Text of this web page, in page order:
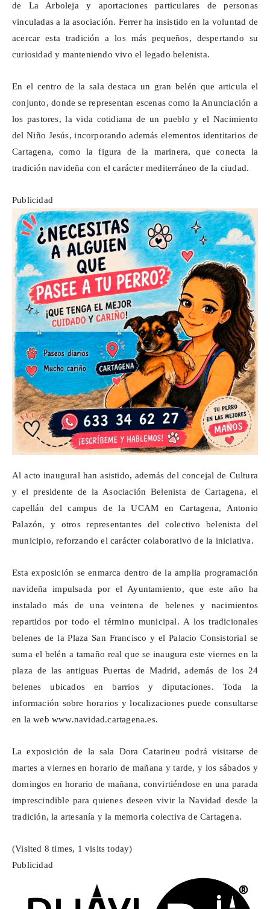
de La Arboleja y aportaciones particulares de personas
vinculadas a la asociación. Ferrer ha insistido en la voluntad de
acercar esta tradición a los más pequeños, despertando su
curiosidad y manteniendo vivo el legado belenista.
En el centro de la sala destaca un gran belén que articula el
conjunto, donde se representan escenas como la Anunciación a
los pastores, la vida cotidiana de un pueblo y el Nacimiento
del Niño Jesús, incorporando además elementos identitarios de
Cartagena, como la figura de la marinera, que conecta la
tradición navideña con el carácter mediterráneo de la ciudad.
Publicidad
Al acto inaugural han asistido, además del concejal de Cultura
y el presidente de la Asociación Belenista de Cartagena, el
capellán del campus de la UCAM en Cartagena, Antonio
Palazón, y otros representantes del colectivo belenista del
municipio, reforzando el carácter colaborativo de la iniciativa.
Esta exposición se enmarca dentro de la amplia programación
navideña impulsada por el Ayuntamiento, que este año ha
instalado más de una veintena de belenes y nacimientos
repartidos por todo el término municipal. A los tradicionales
belenes de la Plaza San Francisco y el Palacio Consistorial se
suma el belén a tamaño real que se inaugura este viernes en la
plaza de las antiguas Puertas de Madrid, además de los 24
belenes ubicados en barrios y diputaciones. Toda la
información sobre horarios y localizaciones puede consultarse
en la web www.navidad.cartagena.es.
La exposición de la sala Dora Catarineu podrá visitarse de
martes a viernes en horario de mañana y tarde, y los sábados y
domingos en horario de mañana, convirtiéndose en una parada
imprescindible para quienes deseen vivir la Navidad desde la
tradición, la artesanía y la memoria colectiva de Cartagena.
(Visited 8 times, 1 visits today)
Publicidad